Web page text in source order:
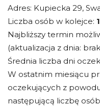
Adres: Kupiecka 29,
Liczba osób w kolejce: 1
Najbliższy termin
(aktualizacja z dnia:
Średnia liczba dni
W ostatnim miesiącu
oczekujących z
następującą liczbę